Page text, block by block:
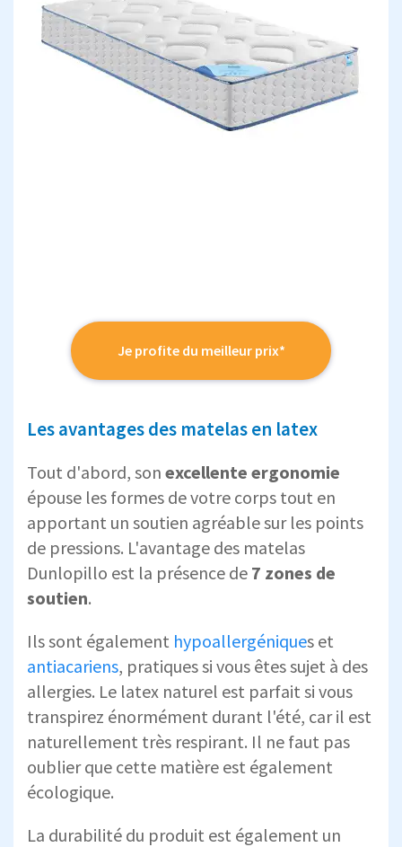
Je profite du meilleur prix*
Les avantages des matelas en latex
Tout d'abord, son excellente ergonomie
épouse les formes de votre corps tout en
apportant un soutien agréable sur les points
de pressions. L'avantage des matelas
Dunlopillo est la présence de 7 zones de
soutien.
Ils sont également hypoallergéniques et
antiacariens, pratiques si vous êtes sujet à des
allergies. Le latex naturel est parfait si vous
transpirez énormément durant l'été, car il est
naturellement très respirant. Il ne faut pas
oublier que cette matière est également
écologique.
La durabilité du produit est également un